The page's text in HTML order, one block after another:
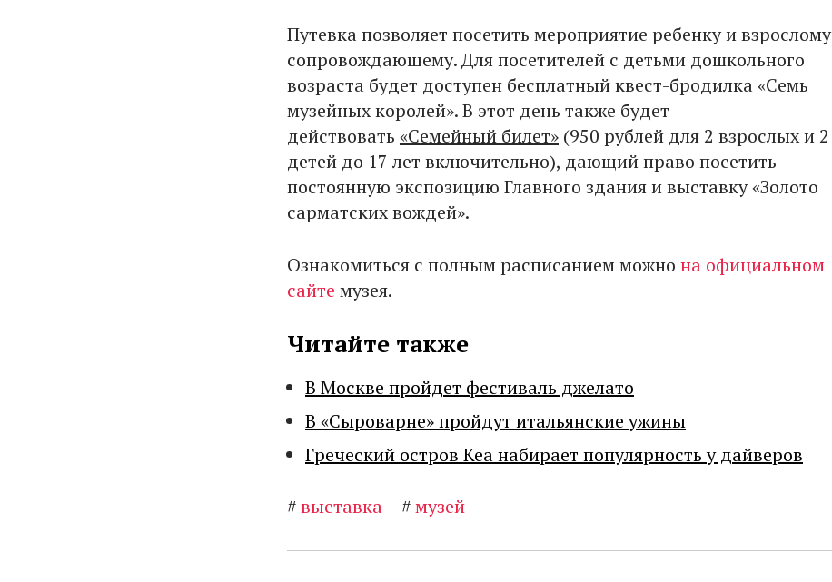
Путевка позволяет посетить мероприятие ребенку и взрослому
сопровождающему. Для посетителей с детьми дошкольного
возраста будет доступен бесплатный квест-бродилка «Семь
музейных королей». В этот день также будет
действовать «Семейный билет» (950 рублей для 2 взрослых и 2
детей до 17 лет включительно), дающий право посетить
постоянную экспозицию Главного здания и выставку «Золото
сарматских вождей».
Ознакомиться с полным расписанием можно на официальном
сайте музея.
Читайте также
В Москве пройдет фестиваль джелато
В «Сыроварне» пройдут итальянские ужины
Греческий остров Кеа набирает популярность у дайверов
#выставка #музей